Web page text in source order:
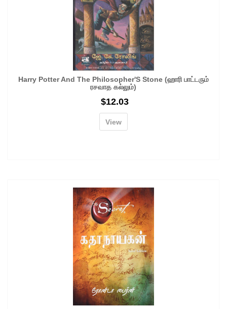
Harry Potter And The Philosopher'S Stone (ஹாரி பாட்டரும்
ரசவாத கல்லும்)
$12.03
View